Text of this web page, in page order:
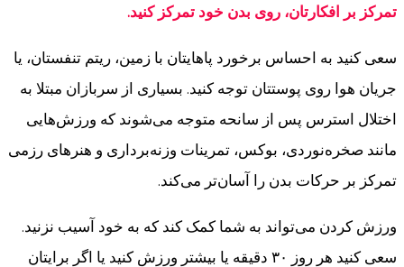
تمرکز بر افکارتان، روی بدن خود تمرکز کنید.
سعی کنید به احساس برخورد پاهایتان با زمین، ریتم تنفستان، یا
جریان هوا روی پوستتان توجه کنید. بسیاری از سربازان مبتلا به
اختلال استرس پس از سانحه متوجه می‌شوند که ورزش‌هایی
مانند صخره‌نوردی، بوکس، تمرینات وزنه‌برداری و هنرهای رزمی
تمرکز بر حرکات بدن را آسان‌تر می‌کند.
ورزش کردن می‌تواند به شما کمک کند که به خود آسیب نزنید.
سعی کنید هر روز ۳۰ دقیقه یا بیشتر ورزش کنید یا اگر برایتان